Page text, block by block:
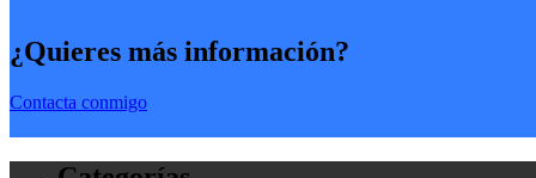
¿Quieres más información?
Contacta conmigo